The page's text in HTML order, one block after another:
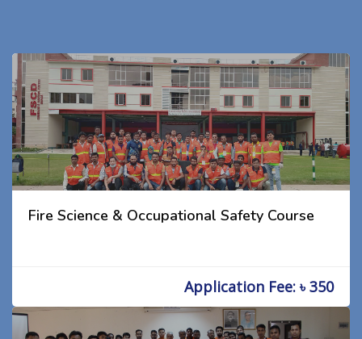
Fire Science & Occupational Safety Course
Application Fee: ৳ 350